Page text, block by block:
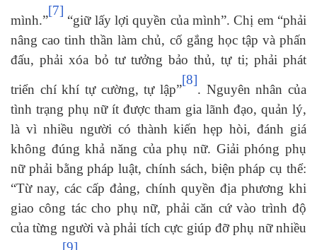
mình.”
[7]
“giữ lấy lợi quyền của mình”. Chị em “phải
nâng cao tinh thần làm chủ, cố gắng học tập và phấn
đấu, phải xóa bỏ tư tưởng bảo thủ, tự ti; phải phát
triển chí khí tự cường, tự lập”
[8]
. Nguyên nhân của
tình trạng phụ nữ ít được tham gia lãnh đạo, quản lý,
là vì nhiều người có thành kiến hẹp hòi, đánh giá
không đúng khả năng của phụ nữ. Giải phóng phụ
nữ phải bằng pháp luật, chính sách, biện pháp cụ thể:
“Từ nay, các cấp đảng, chính quyền địa phương khi
giao công tác cho phụ nữ, phải căn cứ vào trình độ
của từng người và phải tích cực giúp đỡ phụ nữ nhiều
[9]